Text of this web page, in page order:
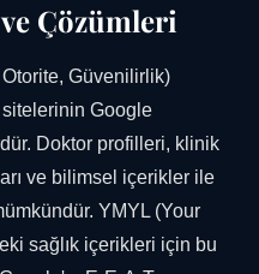
ve Çözümleri
Güvenilirlik)
Google
Doktor profilleri, klinik
ve bilimsel içerikler ile
YMYL (Your
sağlık içerikleri için bu